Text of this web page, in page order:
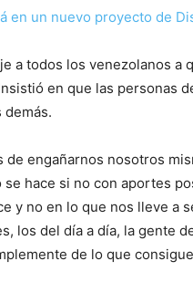
en un nuevo proyecto de
a todos los venezolanos a
en que las personas
demás.
de engañarnos nosotros
hace si no con aportes
y no en lo que nos lleve a
los del día a día, la gente
de lo que